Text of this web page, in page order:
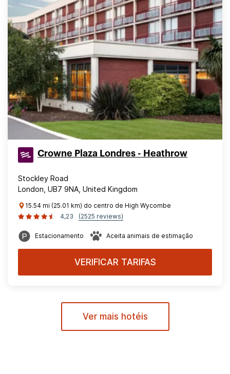
Crowne Plaza Londres - Heathrow
Stockley Road
London, UB7 9NA, United Kingdom
15.54 mi (25.01 km) do centro de High Wycombe
4,23
(2525 reviews)
Estacionamento Aceita animais de estimação
VERIFICAR TARIFAS
Ver mais hotéis